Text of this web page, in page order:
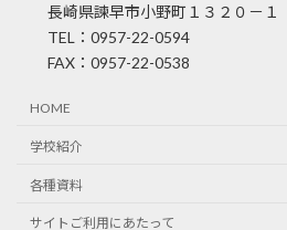
長崎県諫早市小野町１３２０－１
TEL：0957-22-0594
FAX：0957-22-0538
HOME
学校紹介
各種資料
サイトご利用にあたって